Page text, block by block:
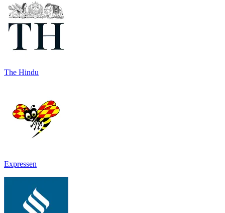
The Hindu
Expressen